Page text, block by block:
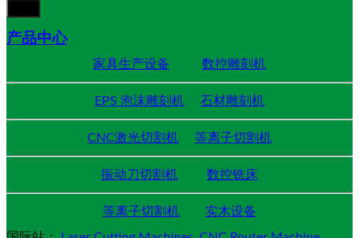
产品中心
家具生产设备 数控雕刻机
EPS 泡沫雕刻机 石材雕刻机
CNC激光切割机 等离子切割机
振动刀切割机 数控铣床
等离子切割机
实木设备